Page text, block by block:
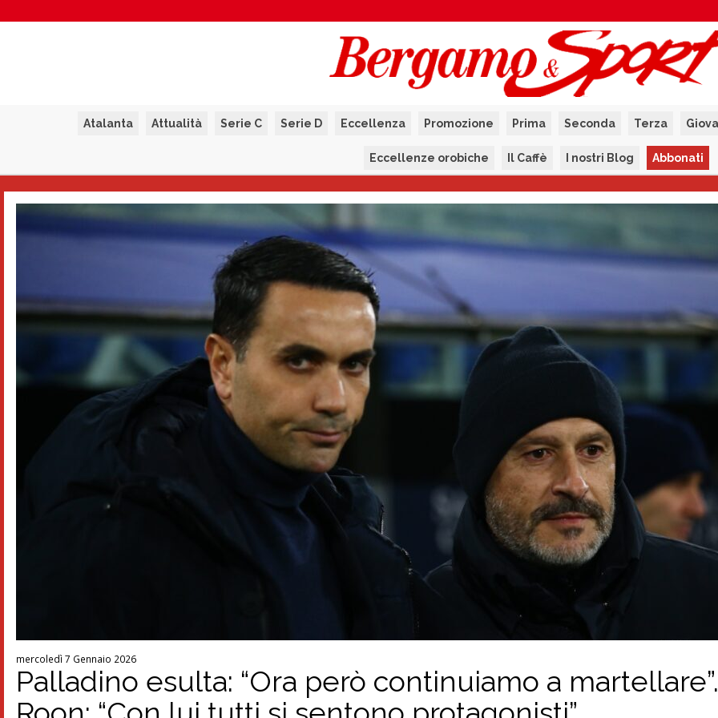
Atalanta Attualità Serie C Serie D Eccellenza Promozione Prima Seconda Terza
Eccellenze orobiche Il Caffè I nostri Blog Abbonati
mercoledì 7 Gennaio 2026
Palladino esulta: “Ora però continuiamo a